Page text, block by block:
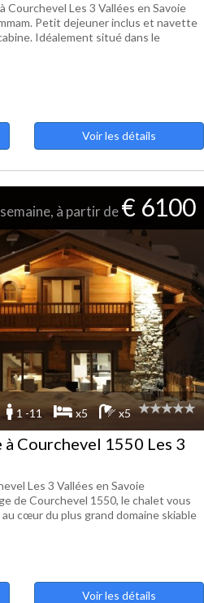
Courchevel Les 3 Vallées en Savoie
Petit dejeuner inclus et navette
Idéalement situé dans le
Voir les détails
à partir de€ 6100
1 -11 x5 x5
Courchevel 1550 Les 3
Les 3 Vallées en Savoie
de Courchevel 1550, le chalet vous
cœur du plus grand domaine skiable
Voir les détails